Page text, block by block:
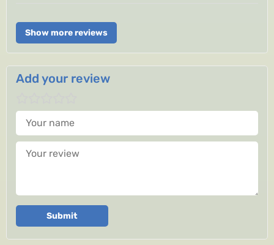
Show more reviews
Add your review
Your name
Your review
Submit